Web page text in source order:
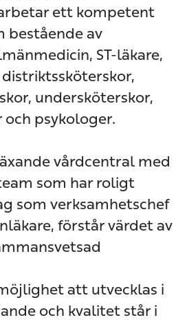
ett kompetent
bestående av
ST-läkare,
undersköterskor,
psykologer.
vårdcentral med
som har roligt
som verksamhetschef
förstår värdet av
att utvecklas i
och kvalitet står i